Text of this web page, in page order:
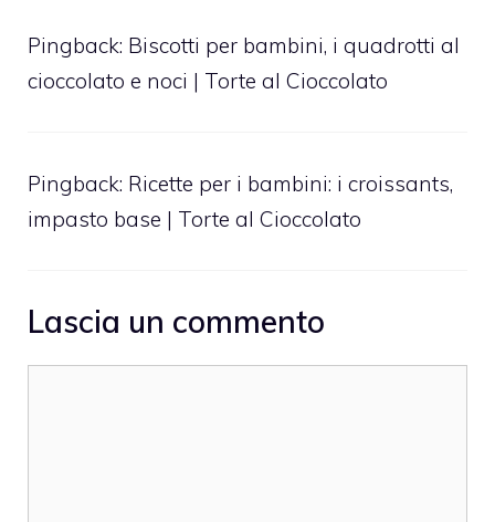
Pingback: Biscotti per bambini, i quadrotti al
cioccolato e noci | Torte al Cioccolato
Pingback: Ricette per i bambini: i croissants,
impasto base | Torte al Cioccolato
Lascia un commento